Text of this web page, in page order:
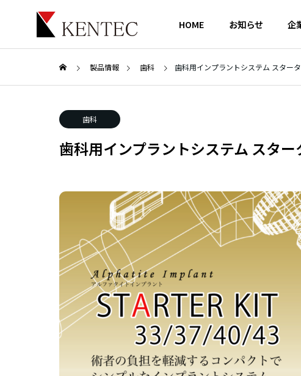
HOME お知らせ 企
企業情報
ACCESS
アクセス
製品情報
歯科用インプラント アルファ
タイトインプラント
ガイデッドサ
リルシステム
医療関係者
研修・セミナ
製品情報 歯科 歯科用インプラントシステム スター
歯科
歯科用インプラントシステム スタ